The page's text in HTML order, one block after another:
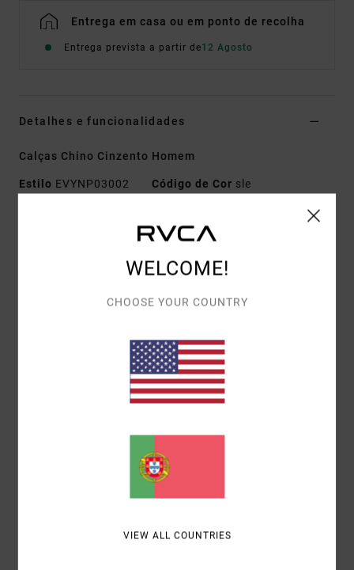
Entrega em casa ou em ponto de recolha
Entrega prevista a partir de12 Agosto
Detalhes e funcionalidades
Calças Chino Cinzento Homem
Estilo EVYNP03002 Código de Cor sle
Abertura da perna:18" / 45.7 cm
bolsos frontais com abertura lateral e bolso
traseiro embutido.
[Tecido principal] 100% algodão
Envio& Devoluciones
WELCOME!
CHOOSE YOUR COUNTRY
VIEW ALL COUNTRIES